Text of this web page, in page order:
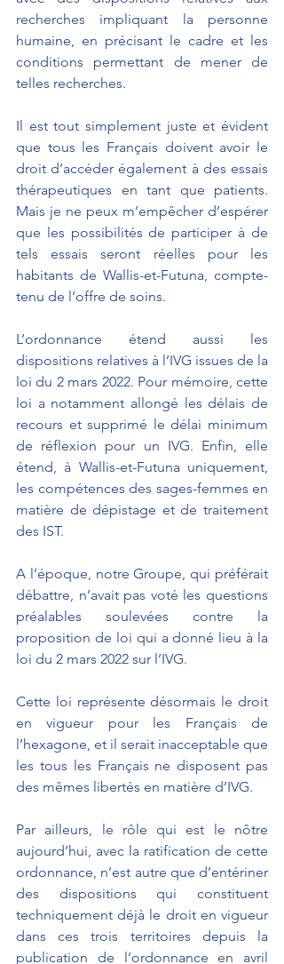
recherches impliquant la personne
humaine, en précisant le cadre et les
conditions permettant de mener de
telles recherches.
Il est tout simplement juste et évident
que tous les Français doivent avoir le
droit d’accéder également à des essais
thérapeutiques en tant que patients.
Mais je ne peux m’empêcher d’espérer
que les possibilités de participer à de
tels essais seront réelles pour les
habitants de Wallis-et-Futuna, compte-
tenu de l’offre de soins.
L’ordonnance étend aussi les
dispositions relatives à l’IVG issues de la
loi du 2 mars 2022. Pour mémoire, cette
loi a notamment allongé les délais de
recours et supprimé le délai minimum
de réflexion pour un IVG. Enfin, elle
étend, à Wallis-et-Futuna uniquement,
les compétences des sages-femmes en
matière de dépistage et de traitement
des IST.
A l’époque, notre Groupe, qui préférait
débattre, n’avait pas voté les questions
préalables soulevées contre la
proposition de loi qui a donné lieu à la
loi du 2 mars 2022 sur l’IVG.
Cette loi représente désormais le droit
en vigueur pour les Français de
l’hexagone, et il serait inacceptable que
les tous les Français ne disposent pas
des mêmes libertés en matière d’IVG.
Par ailleurs, le rôle qui est le nôtre
aujourd’hui, avec la ratification de cette
ordonnance, n’est autre que d’entériner
des dispositions qui constituent
techniquement déjà le droit en vigueur
dans ces trois territoires depuis la
publication de l’ordonnance en avril